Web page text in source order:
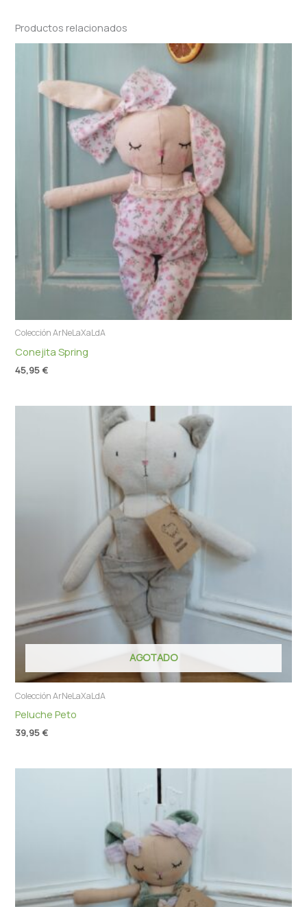
Productos relacionados
Colección ArNeLaXaLdA
Conejita Spring
45,95 €
AGOTADO
Colección ArNeLaXaLdA
Peluche Peto
39,95 €